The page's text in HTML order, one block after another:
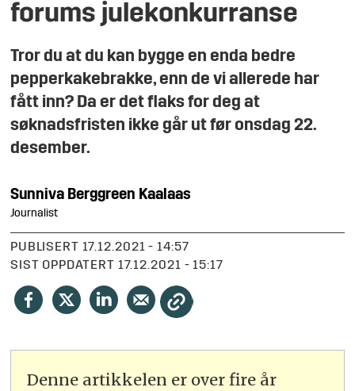
forums julekonkurranse
Tror du at du kan bygge en enda bedre
pepperkakebrakke, enn de vi allerede har
fått inn? Da er det flaks for deg at
søknadsfristen ikke går ut før onsdag 22.
desember.
Sunniva Berggreen Kaalaas
Journalist
PUBLISERT
17.12.2021 - 14:57
SIST OPPDATERT
17.12.2021 - 15:17
Denne artikkelen er over fire år